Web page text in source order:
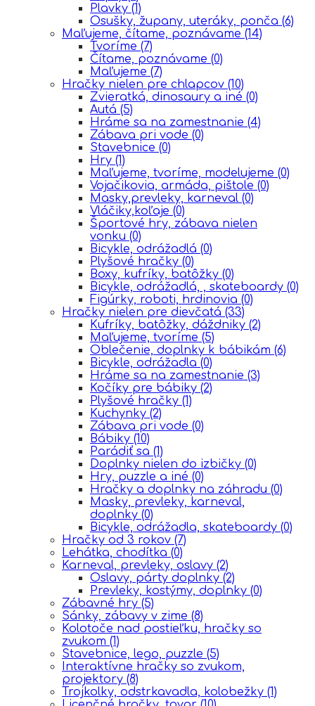
Plavky (1)
Osušky, župany, uteráky, ponča (6)
Maľujeme, čítame, poznávame (14)
Tvoríme (7)
Čítame, poznávame (0)
Maľujeme (7)
Hračky nielen pre chlapcov (10)
Zvieratká, dinosaury a iné (0)
Autá (5)
Hráme sa na zamestnanie (4)
Zábava pri vode (0)
Stavebnice (0)
Hry (1)
Maľujeme, tvoríme, modelujeme (0)
Vojačikovia, armáda, pištole (0)
Masky,prevleky, karneval (0)
Vláčiky,koľaje (0)
Športové hry, zábava nielen
vonku (0)
Bicykle, odrážadlá (0)
Plyšové hračky (0)
Boxy, kufríky, batôžky (0)
Bicykle, odrážadlá, , skateboardy (0)
Figúrky, roboti, hrdinovia (0)
Hračky nielen pre dievčatá (33)
Kufríky, batôžky, dáždniky (2)
Maľujeme, tvoríme (5)
Oblečenie, doplnky k bábikám (6)
Bicykle, odrážadla (0)
Hráme sa na zamestnanie (3)
Kočíky pre bábiky (2)
Plyšové hračky (1)
Kuchynky (2)
Zábava pri vode (0)
Bábiky (10)
Parádiť sa (1)
Doplnky nielen do izbičky (0)
Hry, puzzle a iné (0)
Hračky a doplnky na záhradu (0)
Masky, prevleky, karneval,
doplnky (0)
Bicykle, odrážadla, skateboardy (0)
Hračky od 3 rokov (7)
Lehátka, chodítka (0)
Karneval, prevleky, oslavy (2)
Oslavy, párty doplnky (2)
Prevleky, kostýmy, doplnky (0)
Zábavné hry (5)
Sánky, zábavy v zime (8)
Kolotoče nad postieľku, hračky so
zvukom (1)
Stavebnice, lego, puzzle (5)
Interaktívne hračky so zvukom,
projektory (8)
Trojkolky, odstrkavadla, kolobežky (1)